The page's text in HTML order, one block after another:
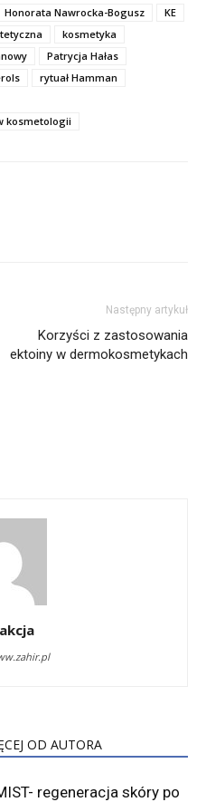
Honorata Nawrocka-Bogusz
KE
kosmetyka
Patrycja Hałas
rytuał Hamman
kosmetologii
Następny artykuł
Korzyści z zastosowania
ektoiny w dermokosmetykach
OD AUTORA
regeneracja skóry po